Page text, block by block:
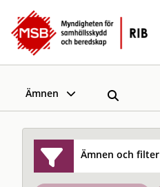
Ämnen
Ämnen och filter